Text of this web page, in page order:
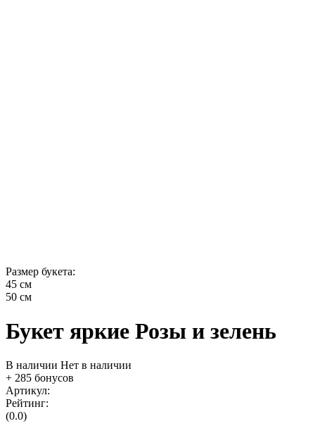
Размер букета:
45 см
50 см
Букет яркие Розы и зелень
В наличии Нет в наличии
+ 285 бонусов
Артикул:
Рейтинг:
(0.0)